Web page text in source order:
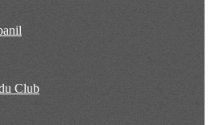
Club